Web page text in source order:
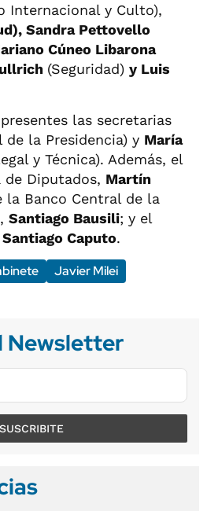
Internacional y Culto),
Sandra Pettovello
Cúneo Libarona
(Seguridad) y Luis
las secretarias
de la Presidencia) y María
y Técnica). Además, el
Diputados, Martín
Banco Central de la
Santiago Bausili; y el
Santiago Caputo.
Javier Milei
Newsletter
SUSCRIBITE